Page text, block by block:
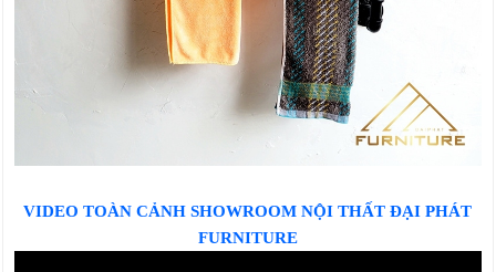
VIDEO TOÀN CẢNH SHOWROOM NỘI THẤT ĐẠI PHÁT
FURNITURE